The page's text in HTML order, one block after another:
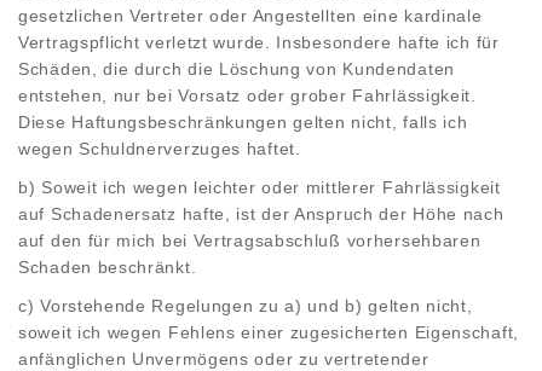
gesetzlichen Vertreter oder Angestellten eine kardinale
Vertragspflicht verletzt wurde. Insbesondere hafte ich für
Schäden, die durch die Löschung von Kundendaten
entstehen, nur bei Vorsatz oder grober Fahrlässigkeit.
Diese Haftungsbeschränkungen gelten nicht, falls ich
wegen Schuldnerverzuges haftet.
b) Soweit ich wegen leichter oder mittlerer Fahrlässigkeit
auf Schadenersatz hafte, ist der Anspruch der Höhe nach
auf den für mich bei Vertragsabschluß vorhersehbaren
Schaden beschränkt.
c) Vorstehende Regelungen zu a) und b) gelten nicht,
soweit ich wegen Fehlens einer zugesicherten Eigenschaft,
anfänglichen Unvermögens oder zu vertretender